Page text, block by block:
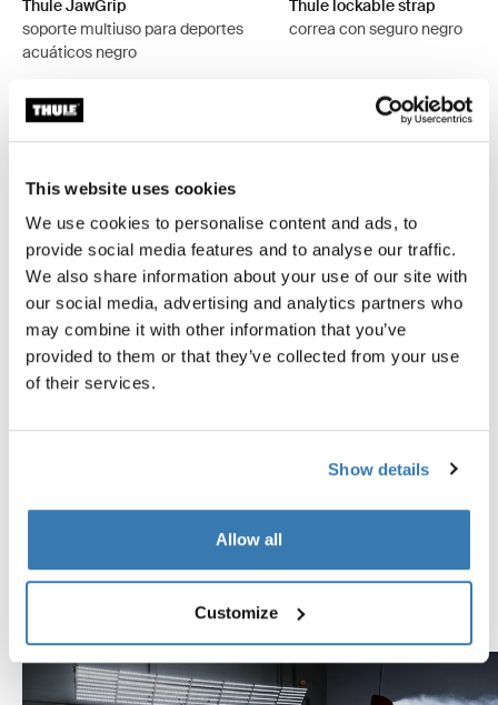
This website uses cookies
We use cookies to personalise content and ads, to
provide social media features and to analyse our traffic.
We also share information about your use of our site with
our social media, advertising and analytics partners who
may combine it with other information that you’ve
provided to them or that they’ve collected from your use
of their services.
Show details
Allow all
Customize
Thule JawGrip
soporte multiuso para deportes
acuáticos negro
Thule lockable strap
correa con seguro negro
Toggle features
Todas las características
Especificaciones técnicas
Probados al límite
Suecia, los productos son sometidos a pruebas
extremas. Nuestros sistemas de portaequipajes están
la forma más segura y firme posible. A continuación, te
contamos algunas de las tantas pruebas que
realizamos.
Explora el Thule Test Center